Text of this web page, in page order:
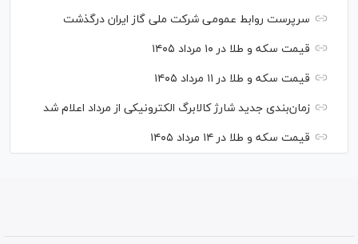
سرپرست روابط عمومی شرکت ملی گاز ایران درگذشت
قیمت سکه و طلا در ۱۰ مرداد ۱۴۰۵
قیمت سکه و طلا در ۱۱ مرداد ۱۴۰۵
زمان‌بندی جدید شارژ کالابرگ الکترونیکی از مرداد اعلام شد
قیمت سکه و طلا در ۱۴ مرداد ۱۴۰۵